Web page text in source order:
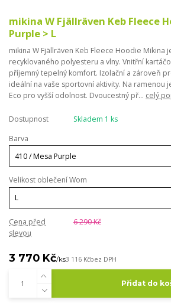
mikina W Fjällräven Keb Fleece
Purple > L
mikina W Fjällräven Keb Fleece Hoodie Mikina
recyklovaného polyesteru a vlny. Vnitřní
příjemný tepelný komfort. Izolační a zároveň
ideální na vaše sportovní aktivity. Na ramenou
Eco pro vyšší odolnost. Dvoucestný př... celý
Dostupnost
Skladem 1 ks
Barva
Velikost oblečení Wom
Cena před
slevou
6 290 Kč
3 770 Kč/ks3 116 Kčbez DPH
Přidat do